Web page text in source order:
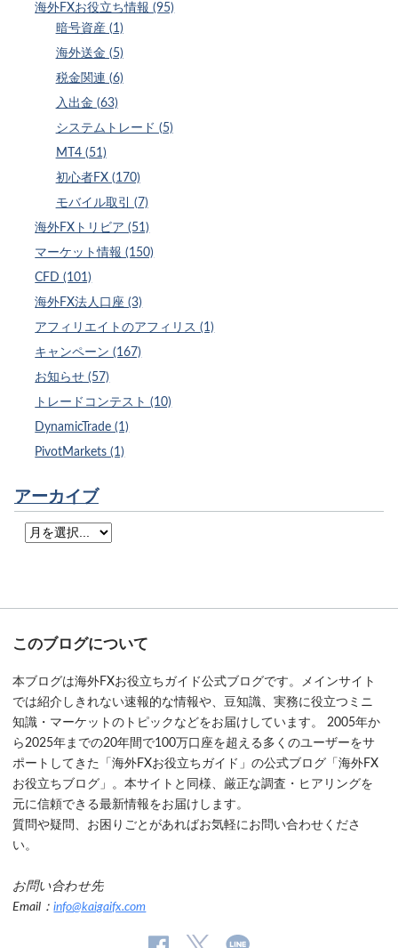
海外FXお役立ち情報 (95)
暗号資産 (1)
海外送金 (5)
税金関連 (6)
入出金 (63)
システムトレード (5)
MT4 (51)
初心者FX (170)
モバイル取引 (7)
海外FXトリビア (51)
マーケット情報 (150)
CFD (101)
海外FX法人口座 (3)
アフィリエイトのアフィリス (1)
キャンペーン (167)
お知らせ (57)
トレードコンテスト (10)
DynamicTrade (1)
PivotMarkets (1)
アーカイブ
このブログについて
本ブログは海外FXお役立ちガイド公式ブログです。メインサイト
では紹介しきれない速報的な情報や、豆知識、実務に役立つミニ
知識・マーケットのトピックなどをお届けしています。 2005年か
ら2025年までの20年間で100万口座を超える多くのユーザーをサ
ポートしてきた「海外FXお役立ちガイド」の公式ブログ「海外FX
お役立ちブログ」。本サイトと同様、厳正な調査・ヒアリングを
元に信頼できる最新情報をお届けします。
質問や疑問、お困りごとがあればお気軽にお問い合わせくださ
い。
お問い合わせ先
Email：info@kaigaifx.com